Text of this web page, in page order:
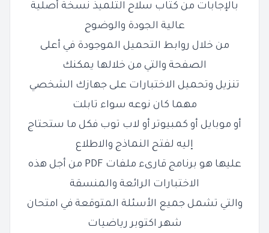
بالإجابات من كتاب سلاح التلميذ نسخة أصلية
عالية الجودة والوضوح
من خلال روابط التحميل الموجودة في أعلى
الصفحة والتي من خلالها يمكنك
تنزيل وتحميل الاختبارات على جهازك الشخصي
مهما كان نوعه سواء تابلت
أو موبايل أو كمبيوتر أو لاب توب فكل ما ستحتاج
إليه لفتح النماذج والاطلاع
عليها هو برنامج قارىء ملفات PDF من أجل هذه
الاختبارات الرائعة والمنسقة
والتي تشمل جميع الأسئلة المتوقعة في امتحان
شهر اكتوبر رياضيات